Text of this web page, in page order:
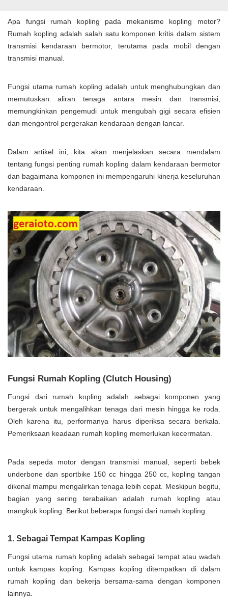
Apa fungsi rumah kopling pada mekanisme kopling motor?
Rumah kopling adalah salah satu komponen kritis dalam sistem
transmisi kendaraan bermotor, terutama pada mobil dengan
transmisi manual.
Fungsi utama rumah kopling adalah untuk menghubungkan dan
memutuskan aliran tenaga antara mesin dan transmisi,
memungkinkan pengemudi untuk mengubah gigi secara efisien
dan mengontrol pergerakan kendaraan dengan lancar.
Dalam artikel ini, kita akan menjelaskan secara mendalam
tentang fungsi penting rumah kopling dalam kendaraan bermotor
dan bagaimana komponen ini mempengaruhi kinerja keseluruhan
kendaraan.
Fungsi Rumah Kopling (Clutch Housing)
Fungsi dari rumah kopling adalah sebagai komponen yang
bergerak untuk mengalihkan tenaga dari mesin hingga ke roda.
Oleh karena itu, performanya harus diperiksa secara berkala.
Pemeriksaan keadaan rumah kopling memerlukan kecermatan.
Pada sepeda motor dengan transmisi manual, seperti bebek
underbone dan sportbike 150 cc hingga 250 cc, kopling tangan
dikenal mampu mengalirkan tenaga lebih cepat. Meskipun begitu,
bagian yang sering terabaikan adalah rumah kopling atau
mangkuk kopling. Berikut beberapa fungsi dari rumah kopling:
1. Sebagai Tempat Kampas Kopling
Fungsi utama rumah kopling adalah sebagai tempat atau wadah
untuk kampas kopling. Kampas kopling ditempatkan di dalam
rumah kopling dan bekerja bersama-sama dengan komponen
lainnya.